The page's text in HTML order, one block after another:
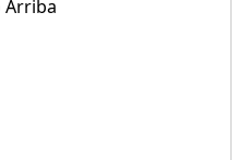
Arriba